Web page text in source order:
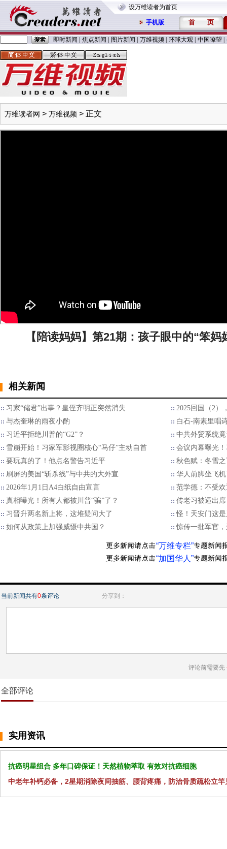
设万维读者为首页
手机版 首 页
即时新闻 焦点新闻 图片新闻 万维视频 环球大观 中国嘹望
万维读者网 > 万维视频 > 正文
【陪读妈妈】第21期：孩子眼中的“笨
相关新闻
习家“储君”出事？皇侄齐明正突然消失
2025回国（2）
与杰奎琳的雨夜小酌
白石-南素里唱
习近平拒绝川普的“G2”？
中共外贸系统
雪崩开始！习家军影视圈核心“马仔”主动自首
会议内幕曝光
要玩真的了！他点名警告习近平
秋色赋：冬雪
刷屏的美国“斩杀线”与中共的大外宣
华人前脚坐飞
2026年1月1日A4白纸自由宣言
范学德：不受
真相曝光！所有人都被川普“骗”了？
传老习被逼出
习晋升两名新上将，这堆疑问大了
怪！天安门这
如何从政策上加强威慑中共国？
惊传一批军官
“万维专栏”
“加国华人”
当前新闻共有0条评论 分享到：
评论前需要先
全部评论
实用资讯
抗癌明星组合 多年口碑保证！天然植物萃取 有效对抗癌细胞
中老年补钙必备，2星期消除夜间抽筋、腰背疼痛，防治骨质疏松立竿